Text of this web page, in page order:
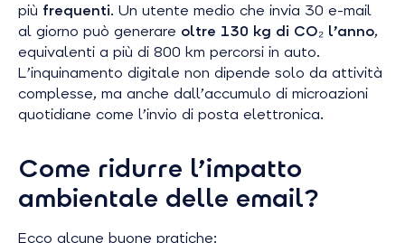
più frequenti. Un utente medio che invia 30 e-mail
al giorno può generare oltre 130 kg di CO₂ l’anno,
equivalenti a più di 800 km percorsi in auto.
L’inquinamento digitale non dipende solo da attività
complesse, ma anche dall’accumulo di microazioni
quotidiane come l’invio di posta elettronica.
Come ridurre l’impatto
ambientale delle email?
Ecco alcune buone pratiche: